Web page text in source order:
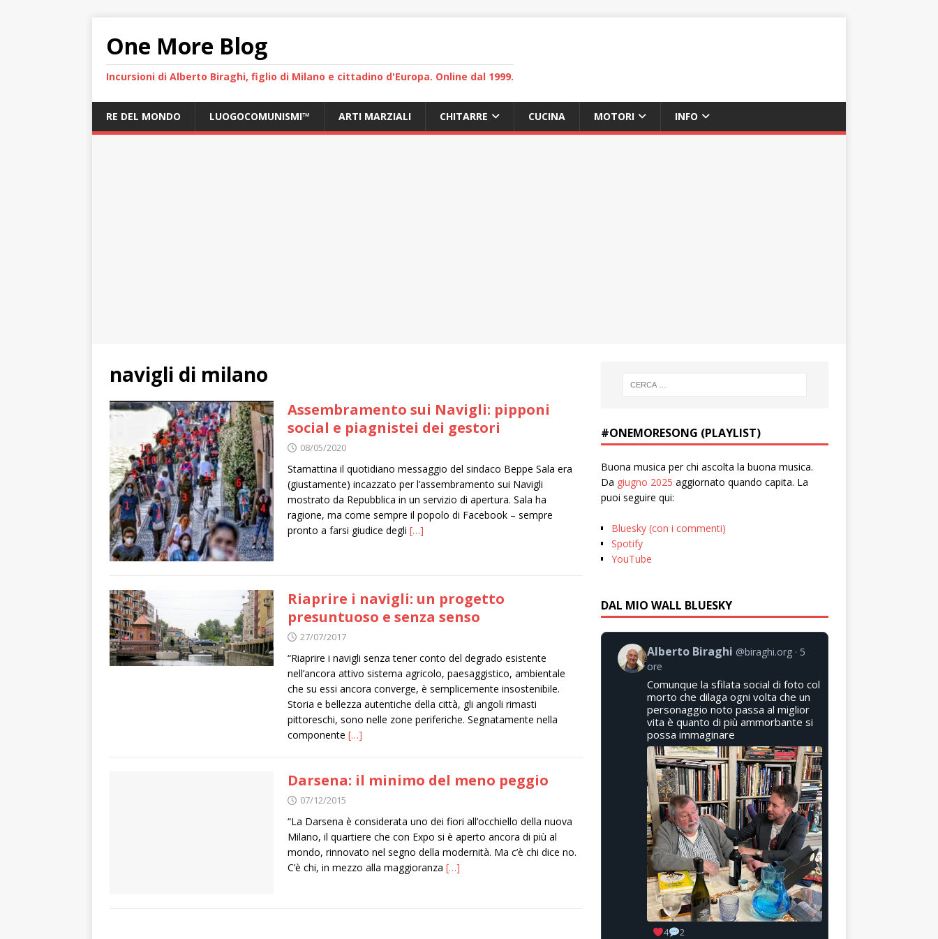
One More Blog
Incursioni di Alberto Biraghi, figlio di Milano e cittadino d'Europa. Online dal 1999.
RE DEL MONDO LUOGOCOMUNISMI™ ARTI MARZIALI CHITARRE CUCINA MOTORI INFO
navigli di milano
Assembramento sui Navigli: pipponi
social e piagnistei dei gestori
08/05/2020
Stamattina il quotidiano messaggio del sindaco Beppe Sala era
(giustamente) incazzato per l’assembramento sui Navigli
mostrato da Repubblica in un servizio di apertura. Sala ha
ragione, ma come sempre il popolo di Facebook – sempre
pronto a farsi giudice degli […]
Riaprire i navigli: un progetto
presuntuoso e senza senso
27/07/2017
“Riaprire i navigli senza tener conto del degrado esistente
nell’ancora attivo sistema agricolo, paesaggistico, ambientale
che su essi ancora converge, è semplicemente insostenibile.
Storia e bellezza autentiche della città, gli angoli rimasti
pittoreschi, sono nelle zone periferiche. Segnatamente nella
componente […]
Darsena: il minimo del meno peggio
07/12/2015
“La Darsena è considerata uno dei fiori all’occhiello della nuova
Milano, il quartiere che con Expo si è aperto ancora di più al
mondo, rinnovato nel segno della modernità. Ma c’è chi dice no.
C’è chi, in mezzo alla maggioranza […]
#ONEMORESONG (PLAYLIST)
Buona musica per chi ascolta la buona musica.
Da giugno 2025 aggiornato quando capita. La
puoi seguire qui:
Bluesky (con i commenti)
Spotify
YouTube
DAL MIO WALL BLUESKY
Alberto Biraghi @biraghi.org
5
ore
Comunque la sfilata social di foto col
morto che dilaga ogni volta che un
personaggio noto passa al miglior
vita è quanto di più ammorbante si
possa immaginare
4 2